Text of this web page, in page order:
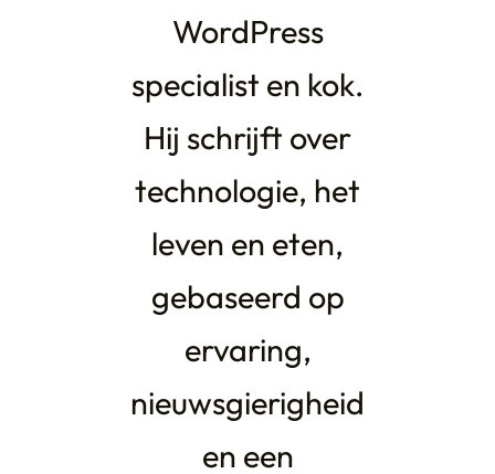
WordPress
specialist en kok.
Hij schrijft over
technologie, het
leven en eten,
gebaseerd op
ervaring,
nieuwsgierigheid
en een